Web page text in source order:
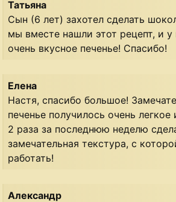
Татьяна
Сын (6 лет) захотел сделать
мы вместе нашли этот рецепт, и у
очень вкусное печенье! Спасибо!
Елена
Настя, спасибо большое!
печенье получилось очень
2 раза за последнюю неделю
замечательная текстура, с
работать!
Александр